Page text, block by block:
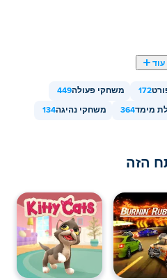
172 משחקי פעולה449
מימד364 משחקי נהיגה134
הזה